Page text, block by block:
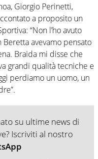
Giorgio Perinetti,
a proposito un
“Non l’ho avuto
avevamo pensato
Braida mi disse che
grandi qualità tecniche e
perdiamo un uomo, un
su ultime news di
Iscriviti al nostro